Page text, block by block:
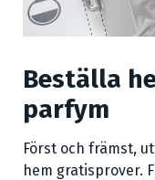
Beställa
parfym
Först och främst,
hem gratisprover.